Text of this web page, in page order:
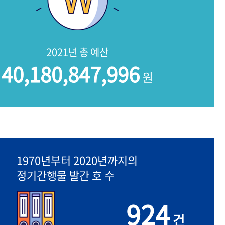
2021년 총 예산
40,180,847,996원
1970년부터 2020년까지의
정기간행물 발간 호 수
924건